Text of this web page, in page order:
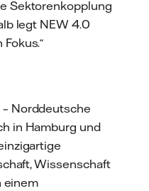
Sektorenkopplung
legt NEW 4.0
Norddeutsche
in Hamburg und
Wissenschaft
einem